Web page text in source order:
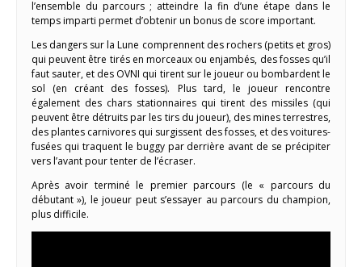
l’ensemble du parcours ; atteindre la fin d’une étape dans le
temps imparti permet d’obtenir un bonus de score important.
Les dangers sur la Lune comprennent des rochers (petits et gros)
qui peuvent être tirés en morceaux ou enjambés, des fosses qu’il
faut sauter, et des OVNI qui tirent sur le joueur ou bombardent le
sol (en créant des fosses). Plus tard, le joueur rencontre
également des chars stationnaires qui tirent des missiles (qui
peuvent être détruits par les tirs du joueur), des mines terrestres,
des plantes carnivores qui surgissent des fosses, et des voitures-
fusées qui traquent le buggy par derrière avant de se précipiter
vers l’avant pour tenter de l’écraser.
Après avoir terminé le premier parcours (le « parcours du
débutant »), le joueur peut s’essayer au parcours du champion,
plus difficile.